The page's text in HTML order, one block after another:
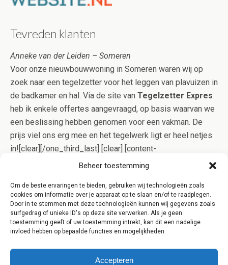
Beheer toestemming
Om de beste ervaringen te bieden, gebruiken wij technologieën zoals
cookies om informatie over je apparaat op te slaan en/of te raadplegen.
Door in te stemmen met deze technologieën kunnen wij gegevens zoals
surfgedrag of unieke ID's op deze site verwerken. Als je geen
toestemming geeft of uw toestemming intrekt, kan dit een nadelige
invloed hebben op bepaalde functies en mogelijkheden.
Accepteren
Tevreden klanten
Anneke van der Leiden – Someren
Voor onze nieuwbouwwoning in Someren waren wij op
zoek naar een tegelzetter voor het leggen van plavuizen in
de badkamer en hal. Via de site van Tegelzetter Expres
heb ik enkele offertes aangevraagd, op basis waarvan we
een beslissing hebben genomen voor een vakman. De
prijs viel ons erg mee en het tegelwerk ligt er heel netjes
in![clear][/one_third_last] [clear] [content-
highlight]Betegelen is specialistisch werk. Onze
goed tegelwerk niet per definitie duur hoeft te zijn. Dit
bewijzen wij u graag, vraag daarom eens een offerte aan
voor een opgave op maat![/content-highlight]